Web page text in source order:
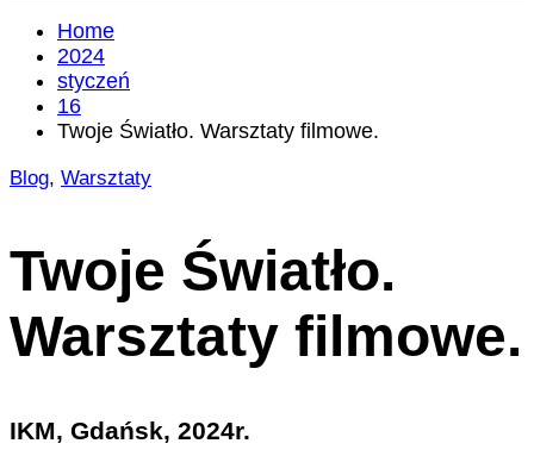
Home
2024
styczeń
16
Twoje Światło. Warsztaty filmowe.
Blog, Warsztaty
Twoje Światło.
Warsztaty filmowe.
IKM, Gdańsk, 2024r.